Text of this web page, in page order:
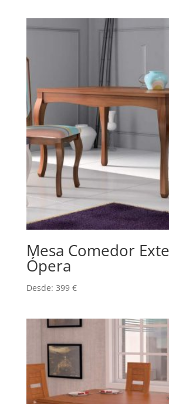
Mesa Comedor
Ópera
Desde: 399 €